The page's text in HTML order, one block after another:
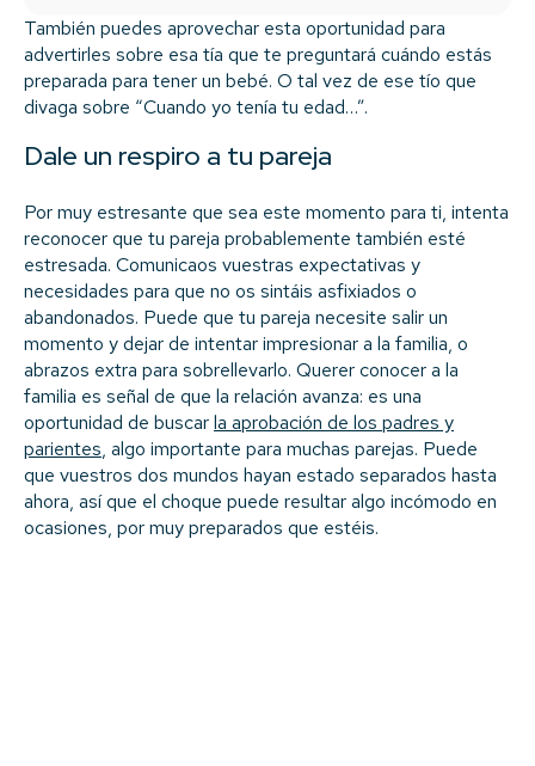
También puedes aprovechar esta oportunidad para
advertirles sobre esa tía que te preguntará cuándo estás
preparada para tener un bebé. O tal vez de ese tío que
divaga sobre “Cuando yo tenía tu edad…”.
Dale un respiro a tu pareja
Por muy estresante que sea este momento para ti, intenta
reconocer que tu pareja probablemente también esté
estresada. Comunicaos vuestras expectativas y
necesidades para que no os sintáis asfixiados o
abandonados. Puede que tu pareja necesite salir un
momento y dejar de intentar impresionar a la familia, o
abrazos extra para sobrellevarlo. Querer conocer a la
familia es señal de que la relación avanza: es una
oportunidad de buscarla aprobación de los padres y
parientes, algo importante para muchas parejas. Puede
que vuestros dos mundos hayan estado separados hasta
ahora, así que el choque puede resultar algo incómodo en
ocasiones, por muy preparados que estéis.